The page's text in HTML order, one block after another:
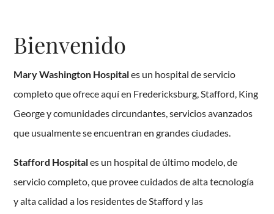
Bienvenido
Mary Washington Hospitales un hospital de servicio
completo que ofrece aquí en Fredericksburg, Stafford, King
George y comunidades circundantes, servicios avanzados
que usualmente se encuentran en grandes ciudades.
Stafford Hospitales un hospital de último modelo, de
servicio completo, que provee cuidados de alta tecnología
y alta calidad a los residentes de Stafford y las